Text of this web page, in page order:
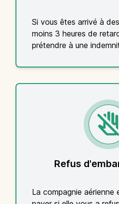
Si vous êtes arrivé à
moins 3 heures de
prétendre à une
Refus
La compagnie aérienne